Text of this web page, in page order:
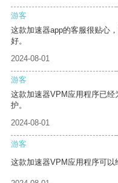
游客
这款加速器app的客服很贴心
好。
2024-08-01
游客
这款加速器VPM应用程序已
护。
2024-08-01
游客
这款加速器VPM应用程序可以